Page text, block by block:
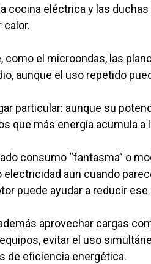
cocina eléctrica y las
calor.
como el microondas, las
aunque el uso repetido
particular: aunque su
que más energía acumula a
consumo “fantasma” o
aun cuando
puede ayudar a reducir
aprovechar cargas
evitar el uso
de eficiencia energética.